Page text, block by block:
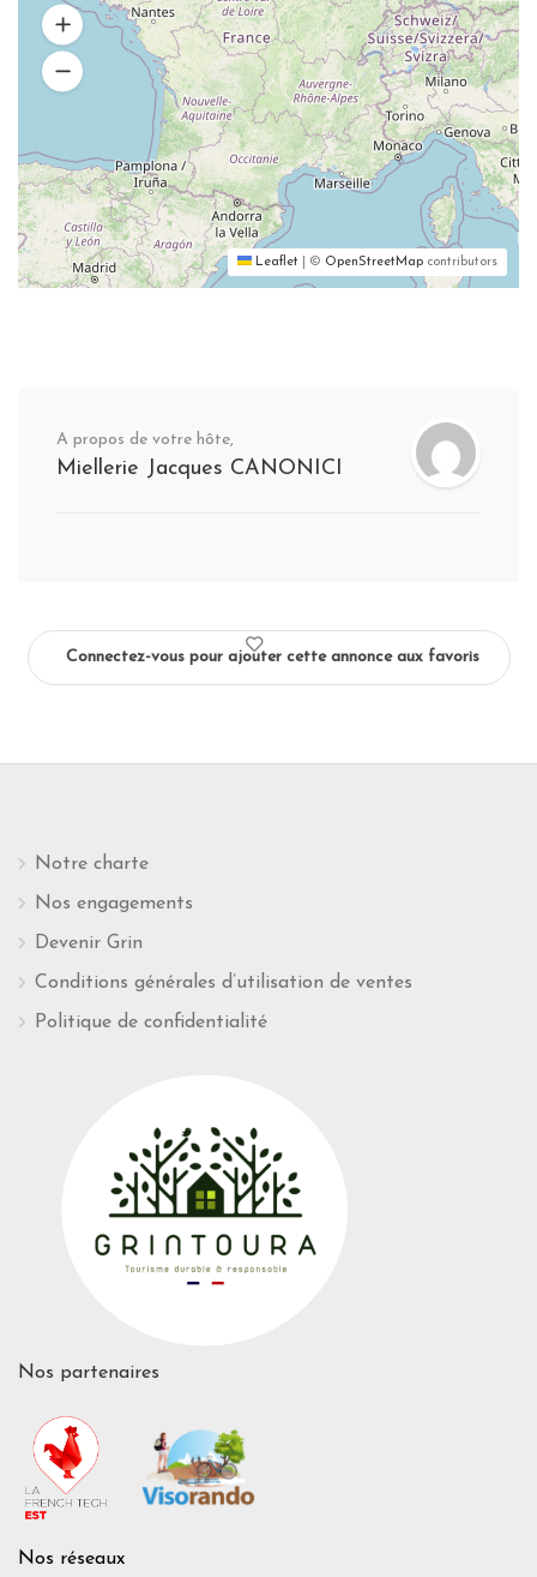
Leaflet © OpenStreetMap contributors
A propos de votre hôte,
Miellerie Jacques CANONICI
Connectez-vous pour ajouter cette annonce aux favoris
Notre charte
Nos engagements
Devenir Grin
Conditions générales d’utilisation de ventes
Politique de confidentialité
Nos partenaires
Nos réseaux